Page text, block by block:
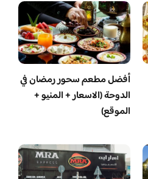
أفضل مطعم سحور رمضان في
الدوحة (الاسعار + المنيو +
الموقع)